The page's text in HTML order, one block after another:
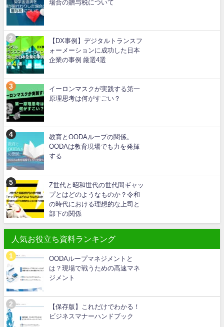
場合の贈与税について
【DX事例】デジタルトランスフ
ォーメーションに成功した日本
企業の事例 厳選4選
イーロンマスクが実践する第一
原理思考は何がすごい？
教育とOODAループの関係。
OODAは教育現場でも力を発揮
する
Z世代と昭和世代の世代間ギャッ
プとはどのようなものか？令和
の時代における理想的な上司と
部下の関係
人気お役立ち資料ランキング
OODAループマネジメントと
は？現場で戦うための高速マネ
ジメント
【保存版】これだけでわかる！
ビジネスマナーハンドブック